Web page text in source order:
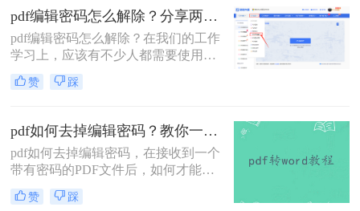
时候应该怎么办呢？这个时候就需要
对文档进行解除密码保护的操作了。
在这种情况下，你可以采用一些方法
来解决这个问题。下面就给大家介绍
三种解除pdf密码保护的方法。
pdf编辑密码怎么解除？分享两种解除密码的方法！
pdf编辑密码怎么解除？在我们的工作
学习上，应该有不少人都需要使用到
PDF文件格式，毕竟这个格式它兼容
性较广，且不易编辑，能较好的保存
被人随意查看，都会选择给文档加
密，今天就来教大家二种方法，轻松
给PDF文档加密。
赞 踩
pdf如何去掉编辑密码？教你一种解除密码的在线方法！
pdf如何去掉编辑密码，在接收到一个
带有密码的PDF文件后，如何才能解
除文件中的密码？在当今这个互联网
时代下，必须随时具备防范意识来维
赞 踩